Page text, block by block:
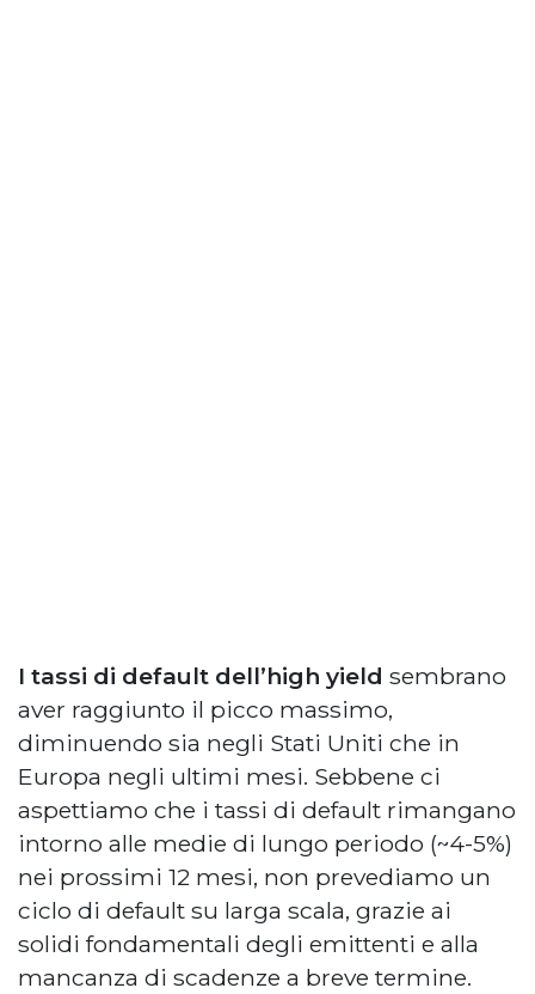
I tassi di default dell’high yield sembrano
aver raggiunto il picco massimo,
diminuendo sia negli Stati Uniti che in
Europa negli ultimi mesi. Sebbene ci
aspettiamo che i tassi di default rimangano
intorno alle medie di lungo periodo (~4-5%)
nei prossimi 12 mesi, non prevediamo un
ciclo di default su larga scala, grazie ai
solidi fondamentali degli emittenti e alla
mancanza di scadenze a breve termine.